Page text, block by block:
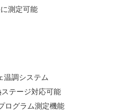
測定可能
調システム
テージ対応可能
ログラム測定機能